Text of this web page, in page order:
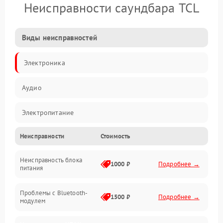
Неисправности саундбара TCL
Виды неисправностей
Электроника
Аудио
Электропитание
Интерфейсы
Связь
Неисправности Стоимость
Неисправность блока
питания
1000 ₽ Подробнее →
Проблемы с Bluetooth-
модулем
1500 ₽ Подробнее →